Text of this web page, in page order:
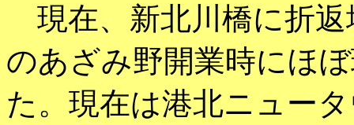
現在、新北川橋に折返
のあざみ野開業時にほ
た。現在は港北ニュー